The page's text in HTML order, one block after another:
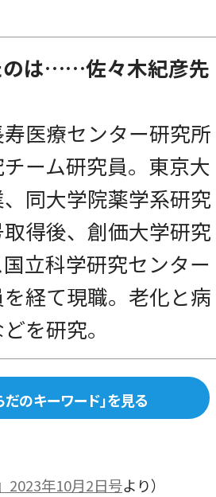
のは……佐々木紀彦先
医療センター研究所
ーム研究員。東京大
同大学院薬学系研究
得後、創価大学研究
立科学研究センター
経て現職。老化と病
を研究。
だのキーワード」を見る
2023年10月2日号より）